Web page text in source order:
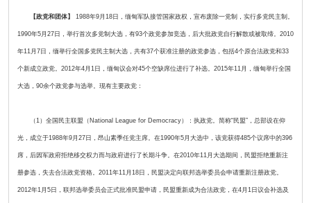
【政党和团体】 1988年9月18日，缅甸军队接管国家政权，宣布废除一党制，实行多党民主制。
1990年5月27日，举行首次多党制大选，有93个政党参加竞选，后大批政党自行解散或被取缔。2010
年11月7日，缅举行全国多党民主制大选，共有37个获准注册的政党参选，包括4个原合法政党和33
个新成立政党。2012年4月1日，缅甸议会对45个空缺席位进行了补选。2015年11月，缅甸举行全国
大选，90余个政党参与选举。现有主要政党：
（1）全国民主联盟（National League for Democracy）：执政党。简称“民盟”，总部设在仰
光，成立于1988年9月27日，昂山素季任党主席。在1990年5月大选中，该党获得485个议席中的396
席，后因军政府拒绝移交权力而与政府进行了长期斗争。在2010年11月大选期间，民盟拒绝重新注
册参选，失去合法政党资格。2011年11月18日，民盟决定向联邦选举委员会申请重新注册政党。
2012年1月5日，联邦选举委员会正式批准民盟申请，民盟重新成为合法政党，在4月1日议会补选及